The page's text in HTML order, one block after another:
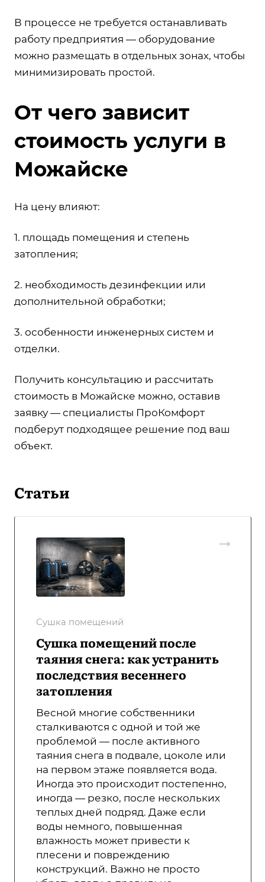
В процессе не требуется останавливать
работу предприятия — оборудование
можно размещать в отдельных зонах, чтобы
минимизировать простой.
От чего зависит
стоимость услуги в
Можайске
На цену влияют:
1. площадь помещения и степень
затопления;
2. необходимость дезинфекции или
дополнительной обработки;
3. особенности инженерных систем и
отделки.
Получить консультацию и рассчитать
стоимость в Можайске можно, оставив
заявку — специалисты ПроКомфорт
подберут подходящее решение под ваш
объект.
Статьи
Сушка помещений
Сушка помещений после
таяния снега: как устранить
последствия весеннего
затопления
Весной многие собственники
сталкиваются с одной и той же
проблемой — после активного
таяния снега в подвале, цоколе или
на первом этаже появляется вода.
Иногда это происходит постепенно,
иногда — резко, после нескольких
теплых дней подряд. Даже если
воды немного, повышенная
влажность может привести к
плесени и повреждению
конструкций. Важно не просто